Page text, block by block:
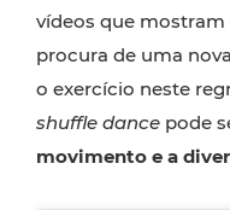
vídeos que mostram
procura de uma
o exercício neste
shuffle dance pode
movimento e a